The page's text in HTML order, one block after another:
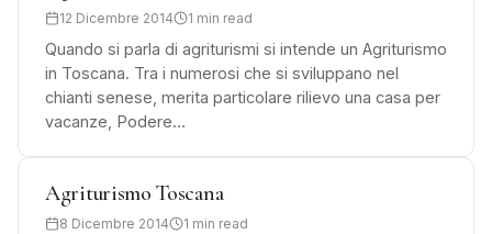
12 Dicembre 2014 1 min read
Quando si parla di agriturismi si intende un Agriturismo
in Toscana. Tra i numerosi che si sviluppano nel
chianti senese, merita particolare rilievo una casa per
vacanze, Podere…
Agriturismo Toscana
8 Dicembre 2014 1 min read